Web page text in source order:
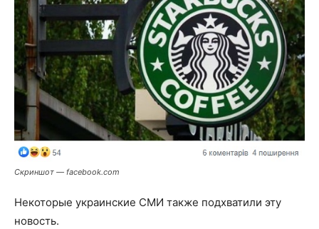
Скриншот — facebook.com
Некоторые украинские СМИ также подхватили эту
новость.